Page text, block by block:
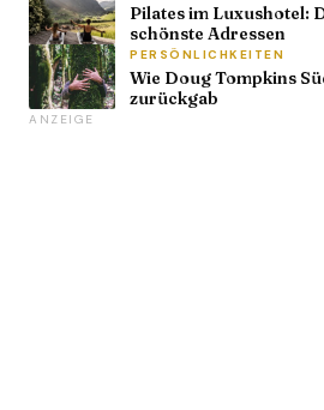
Pilates im Luxushotel:
schönste Adressen
PERSÖNLICHKEITEN
Wie Doug Tompkins
zurückgab
ANZEIGE